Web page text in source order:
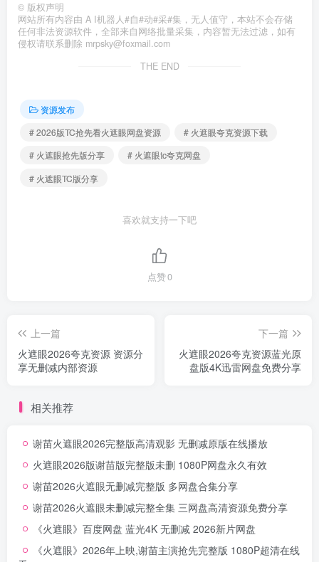
© 版权声明
网站所有内容由 A I机器人#自#动#采#集，无人值守，本站不会存储
任何非法资源软件，全部来自网络批量采集，内容暂无法过滤，如有
侵权请联系删除 mrpsky@foxmail.com
THE END
资源发布
# 2026版TC抢先看火遮眼网盘资源
# 火遮眼夸克资源下载
# 火遮眼抢先版分享
# 火遮眼tc夸克网盘
# 火遮眼TC版分享
喜欢就支持一下吧
点赞0
上一篇
火遮眼2026夸克资源 资源分
享无删减内部资源
下一篇
火遮眼2026夸克资源蓝光原
盘版4K迅雷网盘免费分享
相关推荐
谢苗火遮眼2026完整版高清观影 无删减原版在线播放
火遮眼2026版谢苗版完整版未删 1080P网盘永久有效
谢苗2026火遮眼无删减完整版 多网盘合集分享
谢苗2026火遮眼未删减完整全集 三网盘高清资源免费分享
《火遮眼》百度网盘 蓝光4K 无删减 2026新片网盘
《火遮眼》2026年上映,谢苗主演抢先完整版 1080P超清在线